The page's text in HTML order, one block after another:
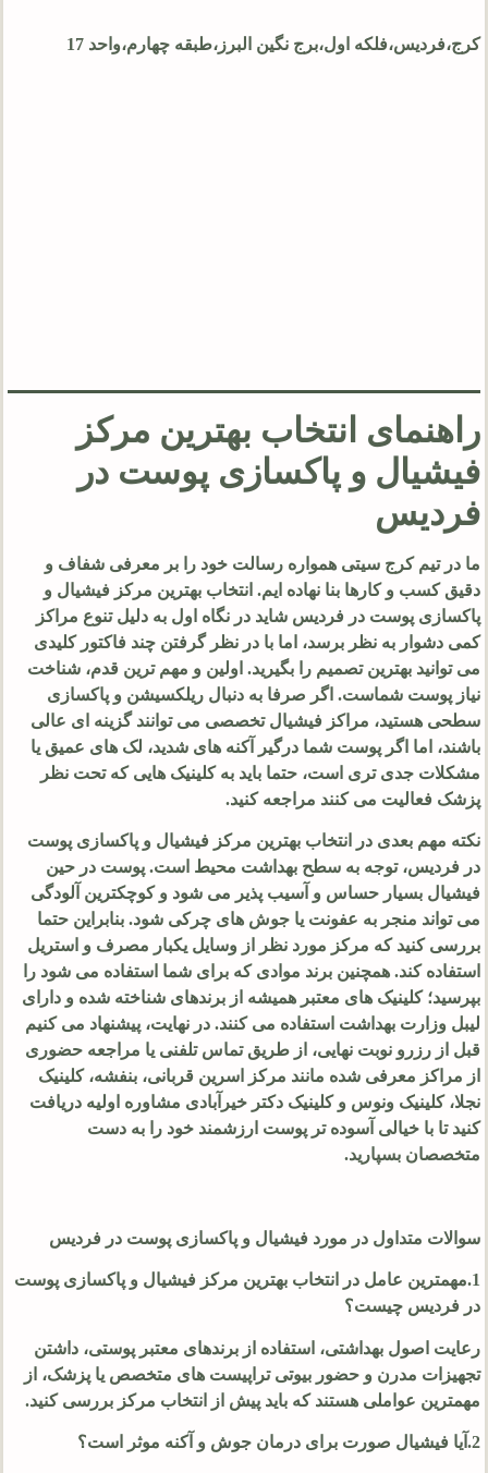
کرج،فردیس،فلکه اول،برج نگین البرز،طبقه چهارم،واحد 17
راهنمای انتخاب بهترین مرکز
فیشیال و پاکسازی پوست در
فردیس
ما در تیم کرج سیتی همواره رسالت خود را بر معرفی شفاف و
دقیق کسب و کارها بنا نهاده ایم. انتخاب بهترین مرکز فیشیال و
پاکسازی پوست در فردیس شاید در نگاه اول به دلیل تنوع مراکز
کمی دشوار به نظر برسد، اما با در نظر گرفتن چند فاکتور کلیدی
می توانید بهترین تصمیم را بگیرید. اولین و مهم ترین قدم، شناخت
نیاز پوست شماست. اگر صرفا به دنبال ریلکسیشن و پاکسازی
سطحی هستید، مراکز فیشیال تخصصی می توانند گزینه ای عالی
باشند، اما اگر پوست شما درگیر آکنه های شدید، لک های عمیق یا
مشکلات جدی تری است، حتما باید به کلینیک هایی که تحت نظر
پزشک فعالیت می کنند مراجعه کنید.
نکته مهم بعدی در انتخاب بهترین مرکز فیشیال و پاکسازی پوست
در فردیس، توجه به سطح بهداشت محیط است. پوست در حین
فیشیال بسیار حساس و آسیب پذیر می شود و کوچکترین آلودگی
می تواند منجر به عفونت یا جوش های چرکی شود. بنابراین حتما
بررسی کنید که مرکز مورد نظر از وسایل یکبار مصرف و استریل
استفاده کند. همچنین برند موادی که برای شما استفاده می شود را
بپرسید؛ کلینیک های معتبر همیشه از برندهای شناخته شده و دارای
لیبل وزارت بهداشت استفاده می کنند. در نهایت، پیشنهاد می کنیم
قبل از رزرو نوبت نهایی، از طریق تماس تلفنی یا مراجعه حضوری
از مراکز معرفی شده مانند مرکز اسرین قربانی، بنفشه، کلینیک
نجلا، کلینیک ونوس و کلینیک دکتر خیرآبادی مشاوره اولیه دریافت
کنید تا با خیالی آسوده تر پوست ارزشمند خود را به دست
متخصصان بسپارید.
سوالات متداول در مورد فیشیال و پاکسازی پوست در فردیس
1.مهمترین عامل در انتخاب بهترین مرکز فیشیال و پاکسازی پوست
در فردیس چیست؟
رعایت اصول بهداشتی، استفاده از برندهای معتبر پوستی، داشتن
تجهیزات مدرن و حضور بیوتی تراپیست های متخصص یا پزشک، از
مهمترین عواملی هستند که باید پیش از انتخاب مرکز بررسی کنید.
2.آیا فیشیال صورت برای درمان جوش و آکنه موثر است؟